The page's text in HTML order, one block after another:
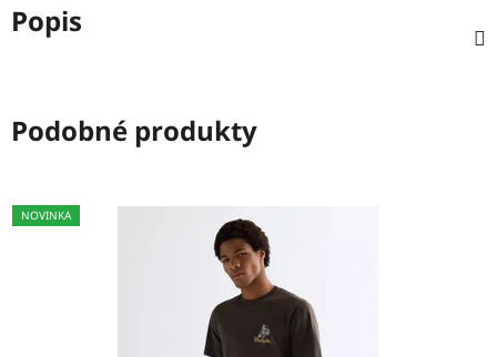
Popis
Podobné produkty
NOVINKA